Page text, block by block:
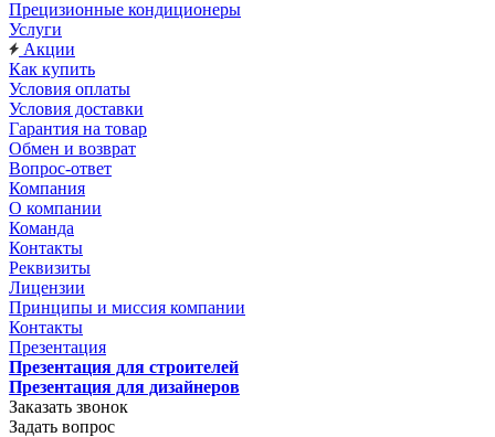
Прецизионные кондиционеры
Услуги
Акции
Как купить
Условия оплаты
Условия доставки
Гарантия на товар
Обмен и возврат
Вопрос-ответ
Компания
О компании
Команда
Контакты
Реквизиты
Лицензии
Принципы и миссия компании
Контакты
Презентация
Презентация для строителей
Презентация для дизайнеров
Заказать звонок
Задать вопрос